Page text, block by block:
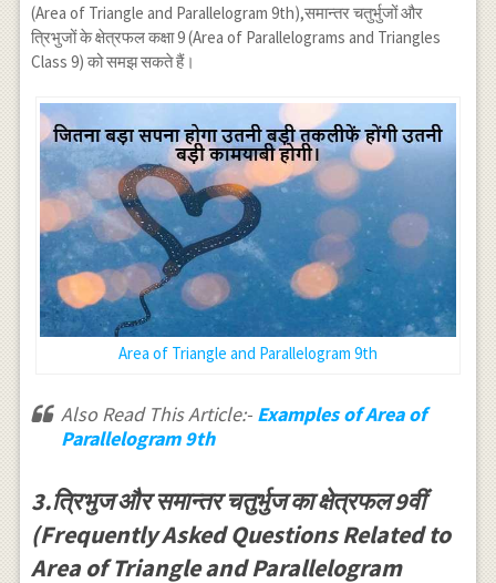
(Area of Triangle and Parallelogram 9th),समान्तर चतुर्भुजों और
त्रिभुजों के क्षेत्रफल कक्षा 9 (Area of Parallelograms and Triangles
Class 9) को समझ सकते हैं।
Area of Triangle and Parallelogram 9th
Also Read This Article:- Examples of Area of
Parallelogram 9th
3.त्रिभुज और समान्तर चतुर्भुज का क्षेत्रफल 9वीं
(Frequently Asked Questions Related to
Area of Triangle and Parallelogram